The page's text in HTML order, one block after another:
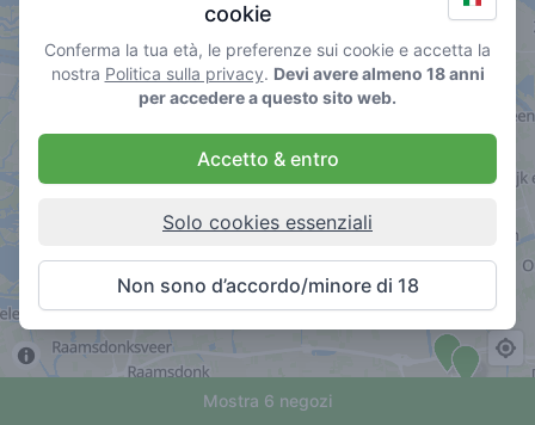
Mostra 6 negozi
cookie
Conferma la tua età, le preferenze sui cookie e accetta la
nostra Politica sulla privacy. Devi avere almeno 18 anni
per accedere a questo sito web.
Accetto & entro
Solo cookies essenziali
Non sono d’accordo/minore di 18